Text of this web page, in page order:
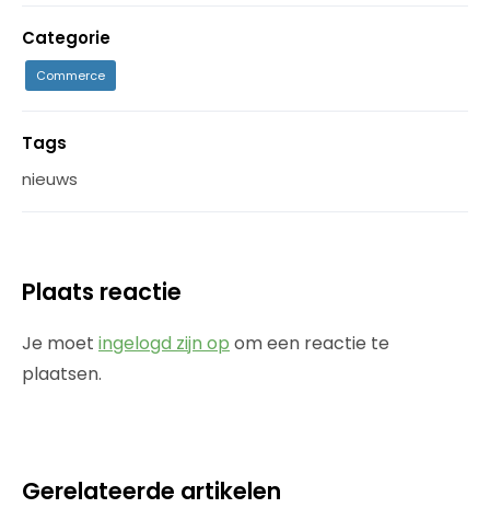
Categorie
Commerce
Tags
nieuws
Plaats reactie
Je moet ingelogd zijn op om een reactie te
plaatsen.
Gerelateerde artikelen